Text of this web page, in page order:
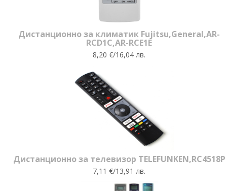
Дистанционно за климатик Fujitsu,General,AR-
RCD1C,AR-RCE1E
8,20 €/16,04 лв.
Дистанционно за телевизор TELEFUNKEN,RC4518P
7,11 €/13,91 лв.